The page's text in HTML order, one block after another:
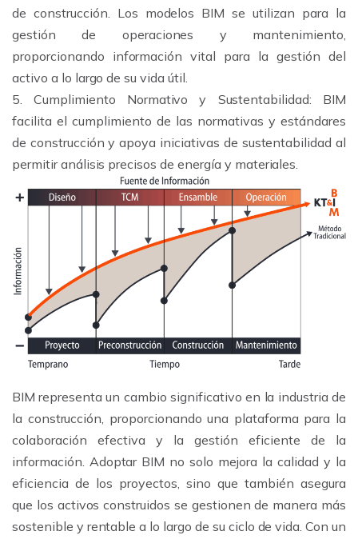
de construcción. Los modelos BIM se utilizan para la
gestión de operaciones y mantenimiento,
proporcionando información vital para la gestión del
activo a lo largo de su vida útil.
5. Cumplimiento Normativo y Sustentabilidad: BIM
facilita el cumplimiento de las normativas y estándares
de construcción y apoya iniciativas de sustentabilidad al
permitir análisis precisos de energía y materiales.
BIM representa un cambio significativo en la industria de
la construcción, proporcionando una plataforma para la
colaboración efectiva y la gestión eficiente de la
información. Adoptar BIM no solo mejora la calidad y la
eficiencia de los proyectos, sino que también asegura
que los activos construidos se gestionen de manera más
sostenible y rentable a lo largo de su ciclo de vida. Con un